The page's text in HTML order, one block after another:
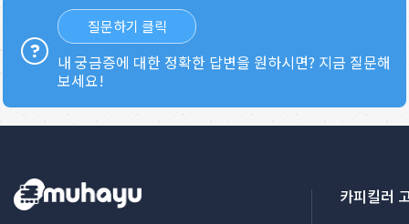
질문하기 클릭
내 궁금증에 대한 정확한 답변을 원하시면? 지금 질문해
보세요!
카피킬러